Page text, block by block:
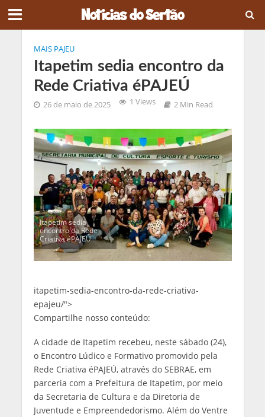
MAIS PAJEU
Itapetim sedia encontro da
Rede Criativa éPAJEÚ
26 de maio de 2025 1 Views 2 Min Read
Itapetim sedia
encontro da Rede
Criativa éPAJEÚ
itapetim-sedia-encontro-da-rede-criativa-
epajeu/">
Compartilhe nosso conteúdo:
A cidade de Itapetim recebeu, neste sábado (24),
o Encontro Lúdico e Formativo promovido pela
Rede Criativa éPAJEÚ, através do SEBRAE, em
parceria com a Prefeitura de Itapetim, por meio
da Secretaria de Cultura e da Diretoria de
Juventude e Empreendedorismo. Além do Ventre